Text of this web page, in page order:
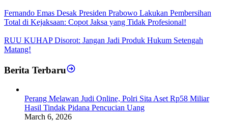
Fernando Emas Desak Presiden Prabowo Lakukan Pembersihan
Total di Kejaksaan: Copot Jaksa yang Tidak Profesional!
RUU KUHAP Disorot: Jangan Jadi Produk Hukum Setengah
Matang!
Berita Terbaru
Perang Melawan Judi Online, Polri Sita Aset Rp58 Miliar
Hasil Tindak Pidana Pencucian Uang
March 6, 2026